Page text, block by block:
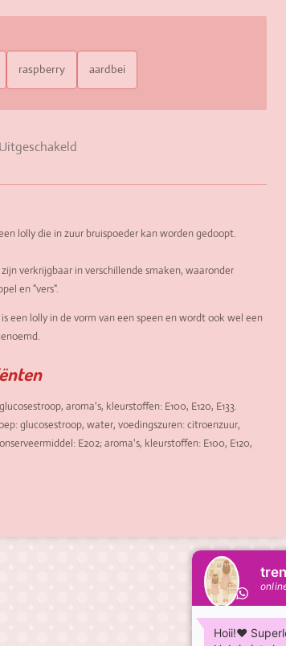
raspberry aardbei
Uitgeschakeld
lolly die in zuur bruispoeder kan worden gedoopt.
zijn verkrijgbaar in verschillende smaken, waaronder
en "vers".
een lolly in de vorm van een speen en wordt ook wel een
aroma's, kleurstoffen: E100, E120, E133.
glucosestroop, water, voedingszuren: citroenzuur,
E202; aroma's, kleurstoffen: E100, E120,